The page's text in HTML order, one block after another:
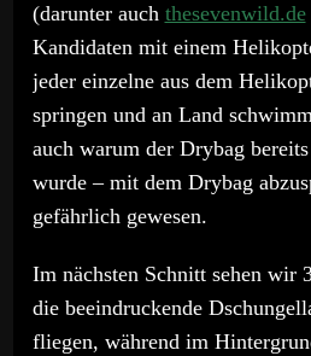
(darunter auch thesevenwild.de
Kandidaten mit einem
jeder einzelne aus dem
springen und an Land
auch warum der Drybag
wurde – mit dem Drybag
gefährlich gewesen.
Im nächsten Schnitt sehen wir
die beeindruckende
fliegen, während im